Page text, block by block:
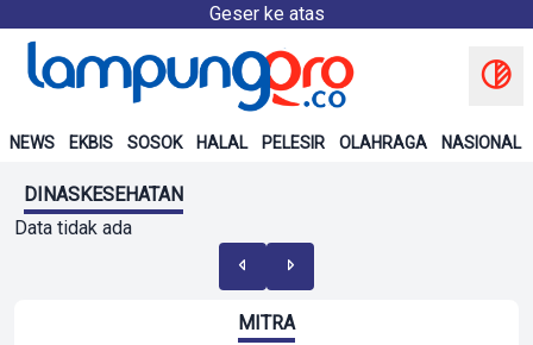
Geser ke atas
NEWS EKBIS SOSOK HALAL PELESIR OLAHRAGA NASIONAL
DINASKESEHATAN
Data tidak ada
MITRA